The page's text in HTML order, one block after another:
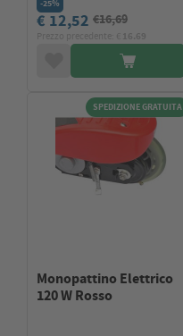
-25%
€ 12,52 €16,69
SPEDIZIONE GRATUITA
Monopattino Elettrico
120 W Rosso